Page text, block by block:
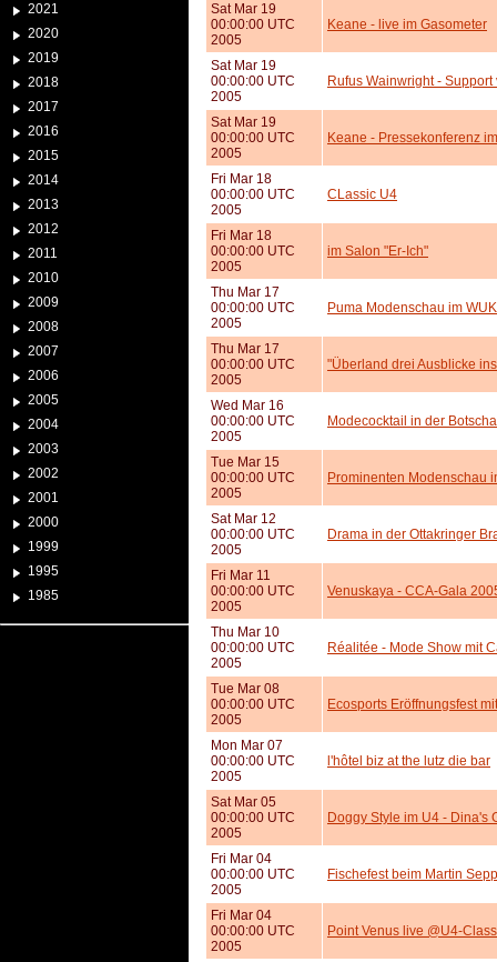
2021
2020
2019
2018
2017
2016
2015
2014
2013
2012
2011
2010
2009
2008
2007
2006
2005
2004
2003
2002
2001
2000
1999
1995
1985
Sat Mar 19
00:00:00 UTC
2005
Keane - live im Gasometer
Sat Mar 19
00:00:00 UTC
2005
Rufus Wainwright -
Sat Mar 19
00:00:00 UTC
2005
Keane - Pressekonferenz
Fri Mar 18
00:00:00 UTC
2005
CLassic U4
Fri Mar 18
00:00:00 UTC
2005
im Salon "Er-Ich"
Thu Mar 17
00:00:00 UTC
2005
Puma Modenschau im WUK
Thu Mar 17
00:00:00 UTC
2005
"Überland drei Ausblicke
Wed Mar 16
00:00:00 UTC
2005
Modecocktail in der
Tue Mar 15
00:00:00 UTC
2005
Prominenten Modenschau
Sat Mar 12
00:00:00 UTC
2005
Drama in der Ottakringer
Fri Mar 11
00:00:00 UTC
2005
Venuskaya - CCA-Gala
Thu Mar 10
00:00:00 UTC
2005
Réalitée - Mode Show mit
Tue Mar 08
00:00:00 UTC
2005
Ecosports Eröffnungsfest
Mon Mar 07
00:00:00 UTC
2005
l'hôtel biz at the lutz die bar
Sat Mar 05
00:00:00 UTC
2005
Doggy Style im U4 - Dina's
Fri Mar 04
00:00:00 UTC
2005
Fischefest beim Martin Sepp
Fri Mar 04
00:00:00 UTC
2005
Point Venus live @U4-